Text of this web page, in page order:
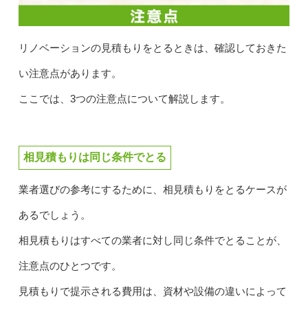
リノベーションの見積もりをとるときは、確認しておきた
い注意点があります。
ここでは、3つの注意点について解説します。
相見積もりは同じ条件でとる
業者選びの参考にするために、相見積もりをとるケースが
あるでしょう。
相見積もりはすべての業者に対し同じ条件でとることが、
注意点のひとつです。
見積もりで提示される費用は、資材や設備の違いによって